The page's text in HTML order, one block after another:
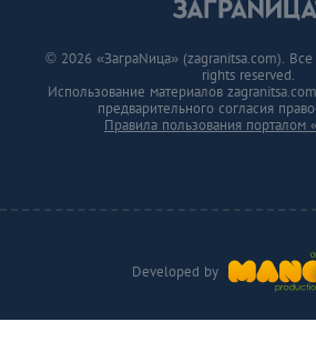
Developed by
© 2026 «ЗаграNица» (zagranitsa.com).
rights reserved.
Использование материалов
предварительного согласия
Правила пользования порталом